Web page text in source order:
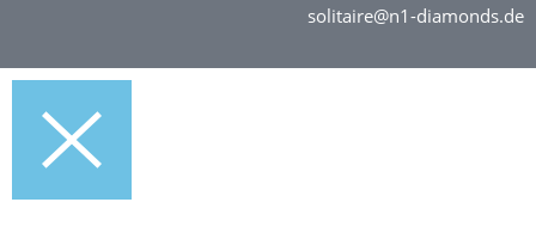
solitaire@n1-diamonds.de